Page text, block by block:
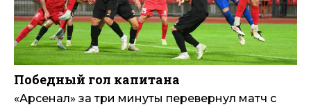
Победный гол капитана
«Арсенал» за три минуты перевернул матч с